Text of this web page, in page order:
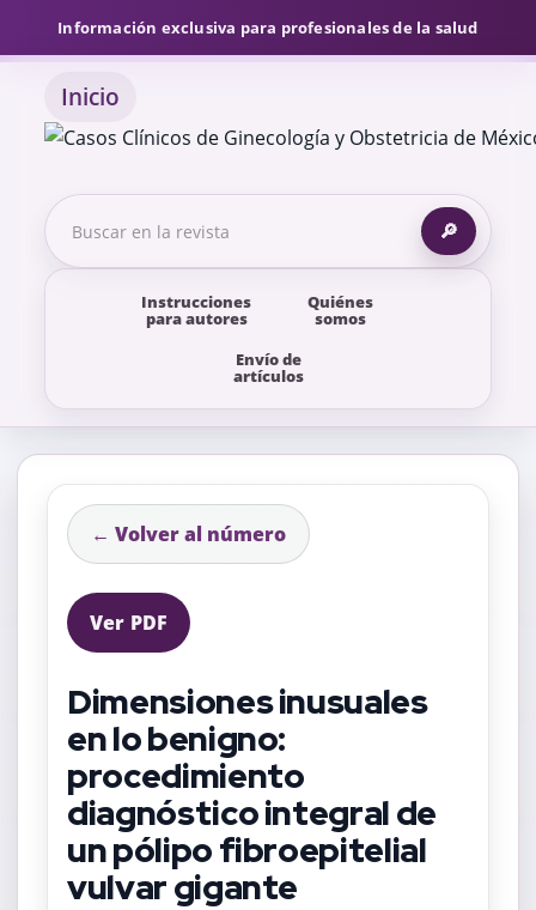
Información exclusiva para profesionales de la salud
Inicio
Instrucciones
para autores
Quiénes
somos
Envío de
artículos
🔎
← Volver al número
Ver PDF
Dimensiones inusuales
en lo benigno:
procedimiento
diagnóstico integral de
un pólipo fibroepitelial
vulvar gigante